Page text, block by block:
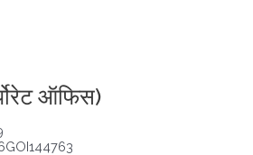
ऑफिस)